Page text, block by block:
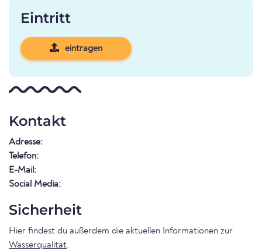
Eintritt
eintragen
Kontakt
Adresse:
Telefon:
E-Mail:
Social Media:
Sicherheit
Hier findest du außerdem die aktuellen Informationen zur
Wasserqualität.